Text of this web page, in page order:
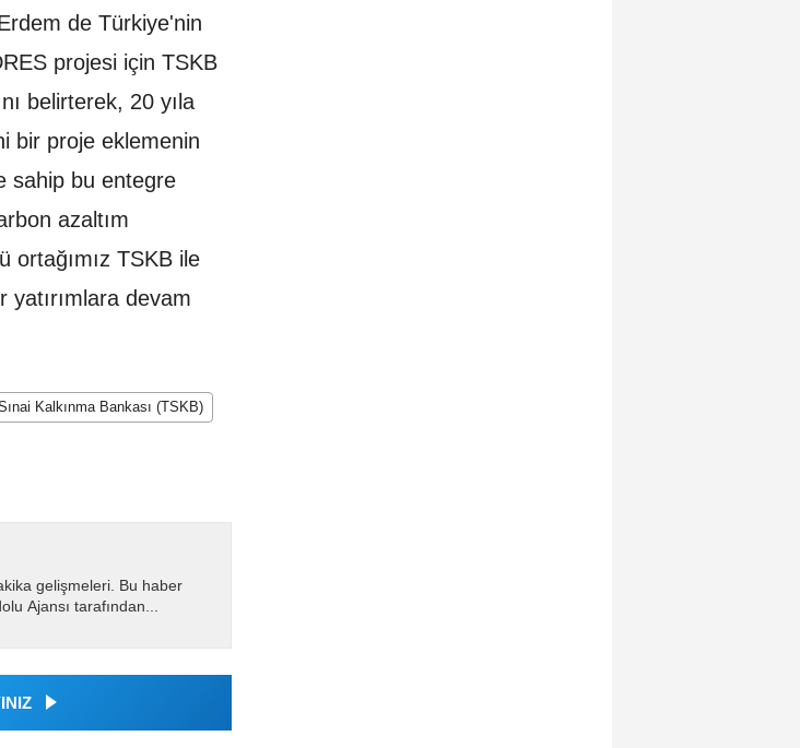
de Türkiye'nin
projesi için TSKB
belirterek, 20 yıla
bir proje eklemenin
sahip bu entegre
azaltım
ortağımız TSKB ile
yatırımlara devam
Kalkınma Bankası (TSKB)
gelişmeleri. Bu haber
Ajansı tarafından...